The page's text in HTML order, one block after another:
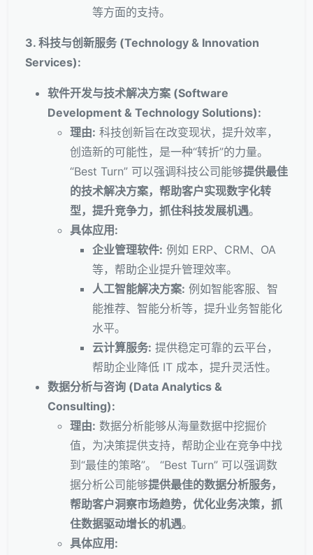
等方面的支持。
3. 科技与创新服务 (Technology & Innovation
Services):
软件开发与技术解决方案 (Software
Development & Technology Solutions):
理由: 科技创新旨在改变现状，提升效率，
创造新的可能性，是一种“转折”的力量。
“Best Turn” 可以强调科技公司能够提供最佳
的技术解决方案，帮助客户实现数字化转
型，提升竞争力，抓住科技发展机遇。
具体应用:
企业管理软件: 例如 ERP、CRM、OA
等，帮助企业提升管理效率。
人工智能解决方案: 例如智能客服、智
能推荐、智能分析等，提升业务智能化
水平。
云计算服务: 提供稳定可靠的云平台，
帮助企业降低 IT 成本，提升灵活性。
数据分析与咨询 (Data Analytics &
Consulting):
理由: 数据分析能够从海量数据中挖掘价
值，为决策提供支持，帮助企业在竞争中找
到“最佳的策略”。 “Best Turn” 可以强调数
据分析公司能够提供最佳的数据分析服务，
帮助客户洞察市场趋势，优化业务决策，抓
住数据驱动增长的机遇。
具体应用: